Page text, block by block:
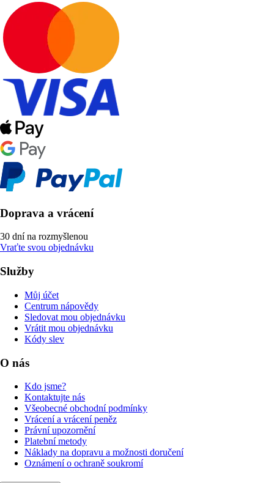
Doprava a vrácení
30 dní na rozmyšlenou
Vraťte svou objednávku
Služby
Můj účet
Centrum nápovědy
Sledovat mou objednávku
Vrátit mou objednávku
Kódy slev
O nás
Kdo jsme?
Kontaktujte nás
Všeobecné obchodní podmínky
Vrácení a vrácení peněz
Právní upozornění
Platební metody
Náklady na dopravu a možnosti doručení
Oznámení o ochraně soukromí